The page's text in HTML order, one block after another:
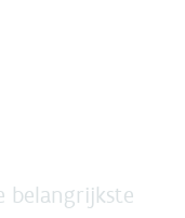
belangrijkste